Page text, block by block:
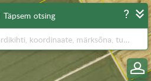
Täpsem otsing